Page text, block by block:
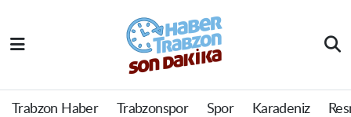
Trabzon Haber Trabzonspor Spor Karadeniz
Trabzon Haber
Trabzonspor
Trabzon Nöbetçi Eczaneler
Trabzon Hava Durumu